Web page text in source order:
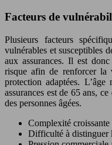
Facteurs de
Plusieurs facteurs
vulnérables et susceptibles
aux assurances. Il est
risque afin de renforcer la
protection adaptées.
assurances est de 65 ans,
des personnes âgées.
Complexité croissante
Difficulté à distinguer